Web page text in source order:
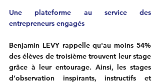
Une plateforme au service des
entrepreneurs engagés
Benjamin LEVY rappelle qu'au moins 54%
grâce à leur entourage. Ainsi, les stages
d’observation inspirants, instructifs et